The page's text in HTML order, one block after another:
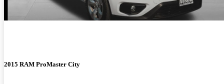
2015 RAM ProMaster City